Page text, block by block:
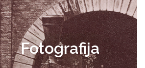
Fotografija